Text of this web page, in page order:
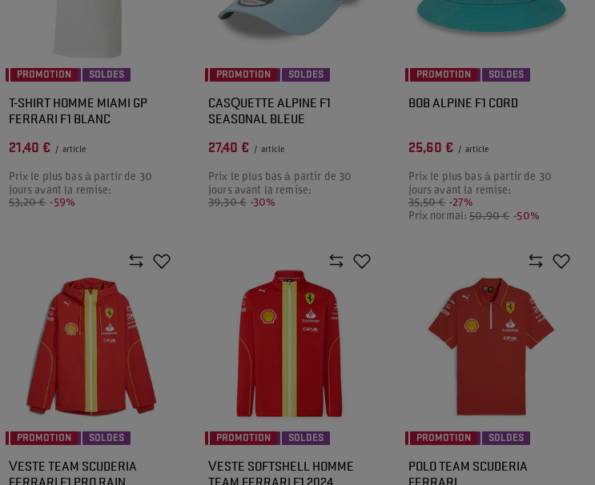
PROMOTION SOLDES
T-SHIRT HOMME MIAMI GP
FERRARI F1 BLANC
21,40 € / article
Prix le plus bas à partir de 30
jours avant la remise:
53,20 € -59%
PROMOTION SOLDES
CASQUETTE ALPINE F1
SEASONAL BLEUE
27,40 € / article
Prix le plus bas à partir de 30
jours avant la remise:
39,30 € -30%
PROMOTION SOLDES
BOB ALPINE F1 CORD
25,60 € / article
Prix le plus bas à partir de 30
jours avant la remise:
35,50 € -27%
Prix normal:50,90 € -50%
PROMOTION SOLDES
VESTE TEAM SCUDERIA
PROMOTION SOLDES
VESTE SOFTSHELL HOMME
PROMOTION SOLDES
POLO TEAM SCUDERIA